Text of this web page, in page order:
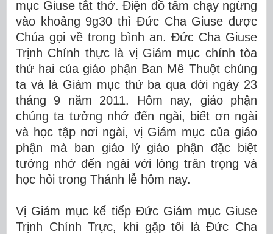
mục Giuse tắt thở. Điện đồ tâm chạy ngừng
vào khoảng 9g30 thì Đức Cha Giuse được
Chúa gọi về trong bình an. Đức Cha Giuse
Trịnh Chính thực là vị Giám mục chính tòa
thứ hai của giáo phận Ban Mê Thuột chúng
ta và là Giám mục thứ ba qua đời ngày 23
tháng 9 năm 2011. Hôm nay, giáo phận
chúng ta tưởng nhớ đến ngài, biết ơn ngài
và học tập nơi ngài, vị Giám mục của giáo
phận mà ban giáo lý giáo phận đặc biệt
tưởng nhớ đến ngài với lòng trân trọng và
học hỏi trong Thánh lễ hôm nay.
Vị Giám mục kế tiếp Đức Giám mục Giuse
Trịnh Chính Trực, khi gặp tôi là Đức Cha